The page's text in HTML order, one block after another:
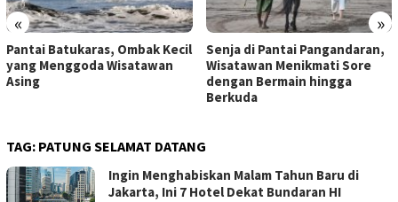
« »
Pantai Batukaras, Ombak Kecil
yang Menggoda Wisatawan
Asing
Senja di Pantai Pangandaran,
Wisatawan Menikmati Sore
dengan Bermain hingga
Berkuda
TAG: PATUNG SELAMAT DATANG
Ingin Menghabiskan Malam Tahun Baru di
Jakarta, Ini 7 Hotel Dekat Bundaran HI